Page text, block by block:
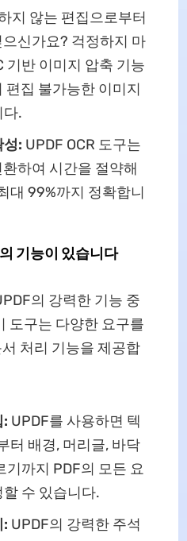
지 않는 편집으로부터
신가요? 걱정하지 마
기반 이미지 압축 기능
편집 불가능한 이미지
다.
성: UPDF OCR 도구는
하여 시간을 절약해
대 99%까지 정확합니
기능이 있습니다
의 강력한 기능 중
도구는 다양한 요구를
처리 기능을 제공합
: UPDF를 사용하면 텍
터 배경, 머리글, 바닥
기까지 PDF의 모든 요
수 있습니다.
: UPDF의 강력한 주석